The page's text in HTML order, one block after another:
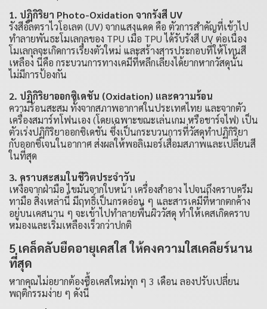
1. ปฏิกิริยา Photo-Oxidation จากรังสี UV
รังสีอัลตราไวโอเลต (UV) จากแสงแดด คือ ตัวการสำคัญที่เข้าไป
ทำลายพันธะโมเลกุลของ TPU เมื่อ TPU ได้รับรังสี UV ต่อเนื่อง
โมเลกุลจะเกิดการเรียงตัวใหม่ และสร้างสารประกอบที่ให้โทนสี
เหลือง นี่คือ กระบวนการทางเคมีที่หลีกเลี่ยงได้ยากหากวัสดุนั้น
ไม่มีการป้องกัน
2. ปฏิกิริยาออกซิเดชัน (Oxidation) และความร้อน
ความร้อนสะสม ทั้งจากสภาพอากาศในประเทศไทย และจากตัว
เครื่องสมาร์ทโฟนเอง (โดยเฉพาะขณะเล่นเกม หรือชาร์จไฟ) เป็น
ตัวเร่งปฏิกิริยาออกซิเดชัน ซึ่งเป็นกระบวนการที่วัสดุทำปฏิกิริยา
กับออกซิเจนในอากาศ ส่งผลให้พอลิเมอร์เสื่อมสภาพและเปลี่ยนสี
ในที่สุด
3. คราบสะสมในชีวิตประจำวัน
เหงื่อจากฝ่ามือ ไขมันจากใบหน้า เครื่องสำอาง ไปจนถึงคราบครีม
ทามือ สิ่งเหล่านี้ มีฤทธิ์เป็นกรดอ่อน ๆ และสารเคมีที่หากตกค้าง
อยู่บนเคสนาน ๆ จะเข้าไปทำลายพื้นผิววัสดุ ทำให้เคสเกิดคราบ
หมองและเริ่มเหลืองเร็วกว่าปกติ
5 เคล็ดลับยืดอายุเคสใส ให้คงความใสเคลียร์นาน
ที่สุด
หากคุณไม่อยากต้องซื้อเคสใหม่ทุก ๆ 3 เดือน ลองปรับเปลี่ยน
พฤติกรรมง่าย ๆ ดังนี้